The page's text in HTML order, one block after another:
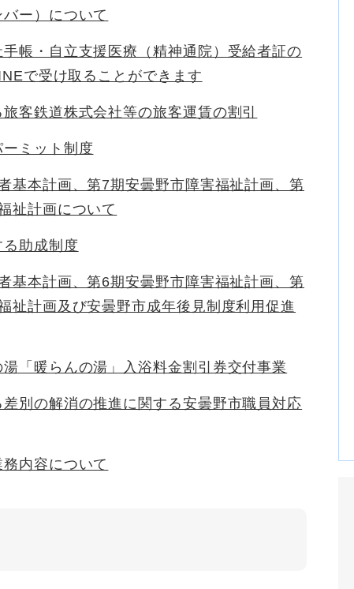
ー）について
帳・自立支援医療（精神通院）受給者証の
で受け取ることができます
客鉄道株式会社等の旅客運賃の割引
ミット制度
基本計画、第7期安曇野市障害福祉計画、第
祉計画について
助成制度
基本計画、第6期安曇野市障害福祉計画、第
祉計画及び安曇野市成年後見制度利用促進
「暖らんの湯」入浴料金割引券交付事業
別の解消の推進に関する安曇野市職員対応
内容について